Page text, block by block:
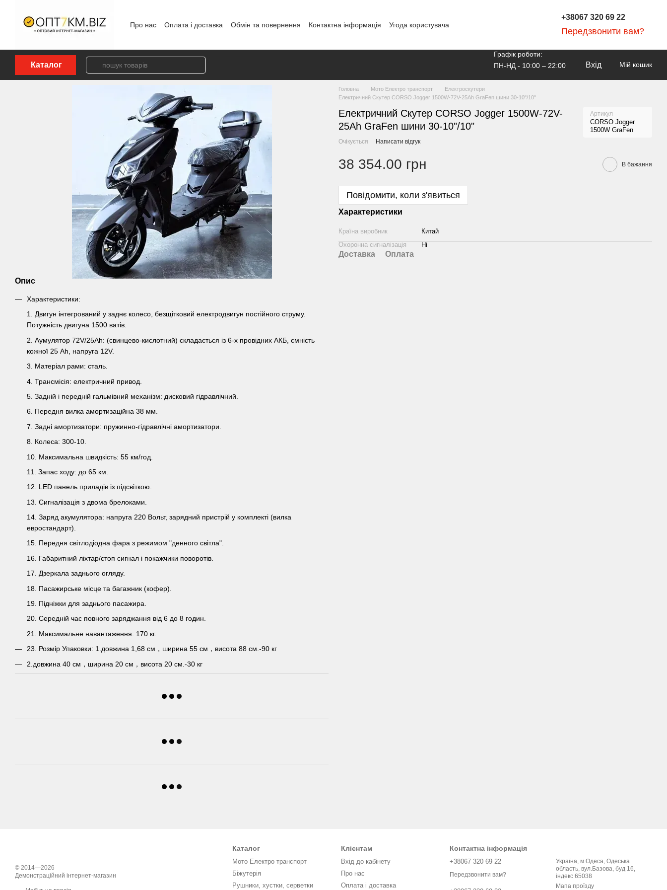
Про нас Оплата і доставка Обмін та повернення Контактна інформація
Угода користувача
+38067 320 69 22
Передзвонити вам?
Каталог
Графік роботи:
ПН-НД - 10:00 – 22:00
Вхід Мій кошик
Опис
Характеристики:
1. Двигун інтегрований у заднє колесо, безщітковий електродвигун постійного струму.
Потужність двигуна 1500 ватів.
2. Аумулятор 72V/25Ah: (свинцево-кислотний) складається із 6-х провідних АКБ, ємність
кожної 25 Аh, напруга 12V.
3. Матеріал рами: сталь.
4. Трансмісія: електричний привод.
5. Задній і передній гальмівний механізм: дисковий гідравлічний.
6. Передня вилка амортизаційна 38 мм.
7. Задні амортизатори: пружинно-гідравлічні амортизатори.
8. Колеса: 300-10.
10. Максимальна швидкість: 55 км/год.
11. Запас ходу: до 65 км.
12. LED панель приладів із підсвіткою.
13. Сигналізація з двома брелоками.
14. Заряд акумулятора: напруга 220 Вольт, зарядний пристрій у комплекті (вилка
евростандарт).
15. Передня світлодіодна фара з режимом "денного світла".
16. Габаритний ліхтар/стоп сигнал і покажчики поворотів.
17. Дзеркала заднього огляду.
18. Пасажирське місце та багажник (кофер).
19. Підніжки для заднього пасажира.
20. Середній час повного заряджання від 6 до 8 годин.
21. Максимальне навантаження: 170 кг.
23. Розмір Упаковки: 1.довжина 1,68 см，ширина 55 см，висота 88 см.-90 кг
2.довжина 40 см，ширина 20 см，висота 20 см.-30 кг
Головна Мото Електро транспорт
Електроскутери
Електричний Скутер CORSO Jogger 1500W-72V-25Ah GraFen шини 30-10"/10"
Електричний Скутер CORSO Jogger 1500W-72V-
25Ah GraFen шини 30-10"/10"
Артикул
CORSO Jogger
1500W GraFen
Очікується Написати відгук
38 354.00 грн В бажання
Повідомити, коли з'явиться
Характеристики
Країна виробник
Китай
Охоронна сигналізація
Ні
Доставка Оплата
© 2014—2026
Демонстраційний інтернет-магазин
Каталог
Мото Електро транспорт
Біжутерія
Рушники, хустки, серветки
Клієнтам
Вхід до кабінету
Про нас
Оплата і доставка
Контактна інформація
+38067 320 69 22
Передзвонити вам?
Україна, м.Одеса, Одеська
область, вул.Базова, буд 16,
індекс 65038
Мапа проїзду